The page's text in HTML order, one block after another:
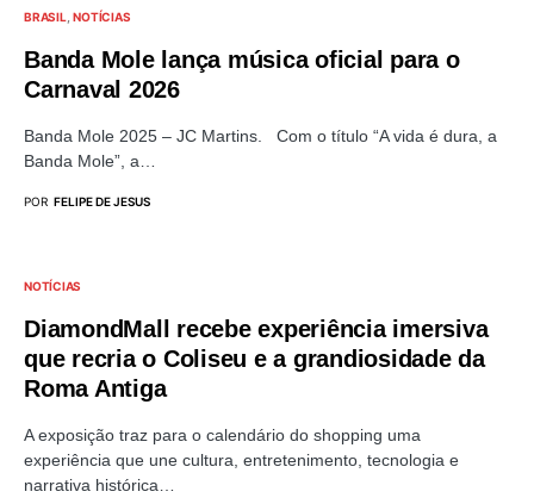
BRASIL NOTÍCIAS
Banda Mole lança música oficial para o
Carnaval 2026
Banda Mole 2025 – JC Martins. Com o título “A vida é dura, a
Banda Mole”, a…
POR FELIPE DE JESUS
NOTÍCIAS
DiamondMall recebe experiência imersiva
que recria o Coliseu e a grandiosidade da
Roma Antiga
A exposição traz para o calendário do shopping uma
experiência que une cultura, entretenimento, tecnologia e
narrativa histórica…